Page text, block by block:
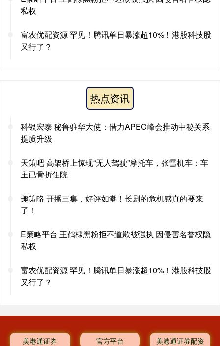
私权
富农优配资源 罕见！腾讯单日暴涨超10%！港股科技股
又行了？
热点资讯
科银宏泰 秘鲁驻华大使：借力APEC峰会推动中秘关系
提质升级
天策吧 高架桥上惊现“无人驾驶”摩托车，张雪机车：车
主已骨折住院
趣策略 开播三集，好评如潮！长剧的危机感真的要来
了！
E策略平台 王鹤棣黑粉拒不道歉被强执 因侵害名誉权隐
私权
富农优配资源 罕见！腾讯单日暴涨超10%！港股科技股
又行了？
美港通证券 官方平台 美港通证券配资